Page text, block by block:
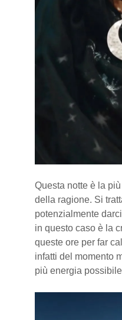
Questa notte è la più
della ragione. Si
potenzialmente
in questo caso è la
queste ore per far
infatti del momento
più energia